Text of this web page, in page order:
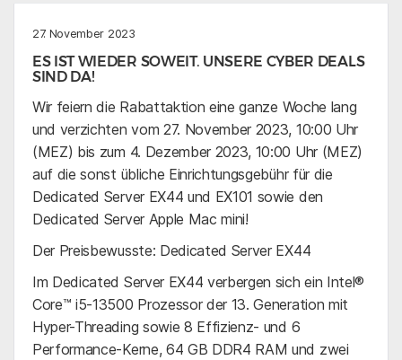
27. November 2023
ES IST WIEDER SOWEIT. UNSERE CYBER DEALS
SIND DA!
Wir feiern die Rabattaktion eine ganze Woche lang
und verzichten vom 27. November 2023, 10:00 Uhr
(MEZ) bis zum 4. Dezember 2023, 10:00 Uhr (MEZ)
auf die sonst übliche Einrichtungsgebühr für die
Dedicated Server EX44 und EX101 sowie den
Dedicated Server Apple Mac mini!
Der Preisbewusste: Dedicated Server EX44
Im Dedicated Server EX44 verbergen sich ein Intel®
Core™ i5-13500 Prozessor der 13. Generation mit
Hyper-Threading sowie 8 Effizienz- und 6
Performance-Kerne, 64 GB DDR4 RAM und zwei